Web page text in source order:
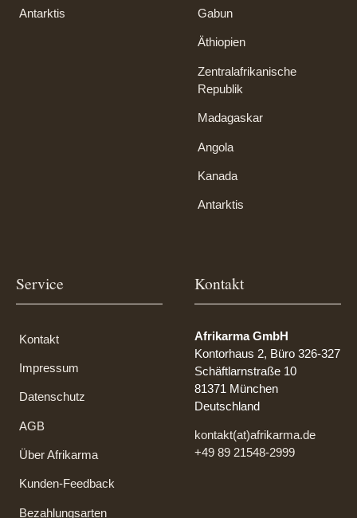
Antarktis Gabun
Äthiopien
Zentralafrikanische
Republik
Madagaskar
Angola
Kanada
Antarktis
Service
Kontakt
Impressum
Datenschutz
AGB
Über Afrikarma
Kunden-Feedback
Bezahlungsarten
Kontakt
Afrikarma GmbH
Kontorhaus 2, Büro 326-327
Schäftlarnstraße 10
81371 München
Deutschland
kontakt(at)afrikarma.de
+49 89 21548-2999